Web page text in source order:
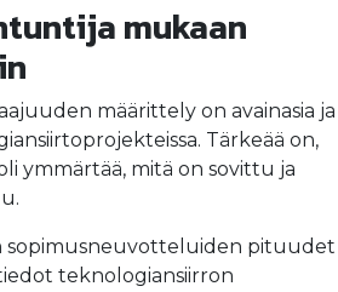
mukaan
määrittely on avainasia ja
Tärkeää on,
ymmärtää, mitä on sovittu ja
sopimusneuvotteluiden pituudet
teknologiansiirron